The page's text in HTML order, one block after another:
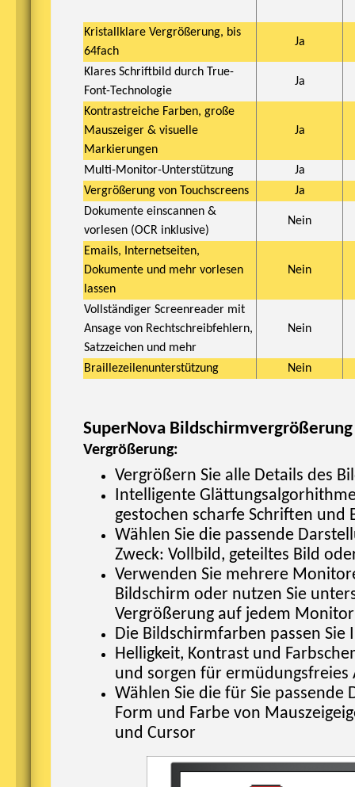
Kristallklare Vergrößerung, bis
64fach
Ja
Klares Schriftbild durch True-
Font-Technologie
Ja
Kontrastreiche Farben, große
Mauszeiger & visuelle
Markierungen
Ja
Multi-Monitor-Unterstützung
Ja
Vergrößerung von Touchscreens
Ja
Dokumente einscannen &
vorlesen (OCR inklusive)
Nein
Emails, Internetseiten,
Dokumente und mehr vorlesen
lassen
Nein
Vollständiger Screenreader mit
Ansage von Rechtschreibfehlern,
Satzzeichen und mehr
Nein
Braillezeilenunterstützung Nein
SuperNova Bildschirmvergrößerung
Vergrößerung:
Vergrößern Sie alle Details des
Intelligente
gestochen scharfe Schriften und
Wählen Sie die passende
Zweck: Vollbild, geteiltes Bild
Verwenden Sie mehrere
Bildschirm oder nutzen Sie
Vergrößerung auf jedem Monitor
Die Bildschirmfarben passen Sie
Helligkeit, Kontrast und
und sorgen für ermüdungsfreies
Wählen Sie die für Sie passende
Form und Farbe von
und Cursor